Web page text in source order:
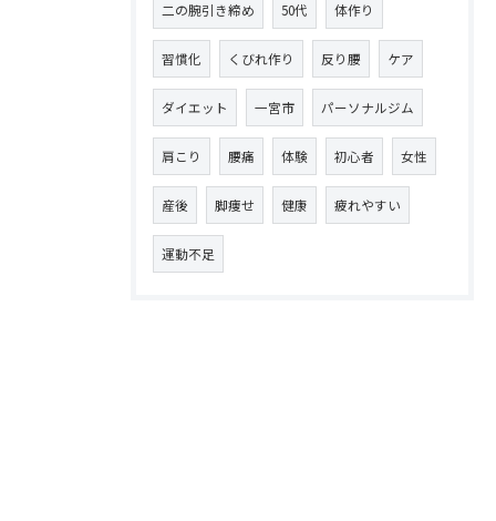
二の腕引き締め 50代 体作り
習慣化 くびれ作り 反り腰 ケア
ダイエット 一宮市 パーソナルジム
肩こり 腰痛 体験 初心者 女性
産後 脚痩せ 健康 疲れやすい
運動不足